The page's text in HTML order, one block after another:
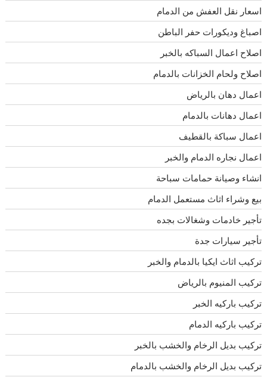
اسعار نقل العفش من الدمام
اصباغ وديكورات حفر الباطن
اصلاح اعمال السباكه بالخبر
اصلاح ولحام الخزانات بالدمام
اعمال دهان بالرياض
اعمال دهانات بالدمام
اعمال سباكة بالقطيف
اعمال نجاره الدمام والخبر
انشاء وصيانة حمامات سباحة
بيع وشراء اثاث مستعمل الدمام
تأجير خادمات وشغالات بجده
تأجير سيارات جدة
تركيب اثاث ايكيا بالدمام والخبر
تركيب المنيوم بالرياض
تركيب باركيه الخبر
تركيب باركيه الدمام
تركيب بديل الرخام والخشب بالخبر
تركيب بديل الرخام والخشب بالدمام